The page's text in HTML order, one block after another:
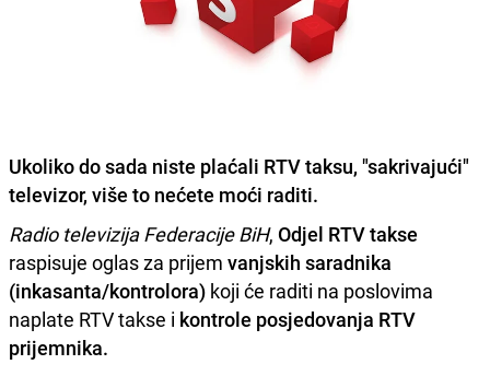
Ukoliko do sada niste plaćali RTV taksu, "sakrivajući"
televizor, više to nećete moći raditi.
Radio televizija Federacije BiH, Odjel RTV takse
raspisuje oglas za prijem vanjskih saradnika
(inkasanta/kontrolora) koji će raditi na poslovima
naplate RTV takse i kontrole posjedovanja RTV
prijemnika.